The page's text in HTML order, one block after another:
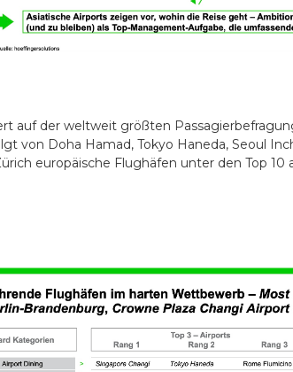
auf der weltweit größten
von Doha Hamad, Tokyo Haneda, Seoul
europäische Flughäfen unter den Top 10